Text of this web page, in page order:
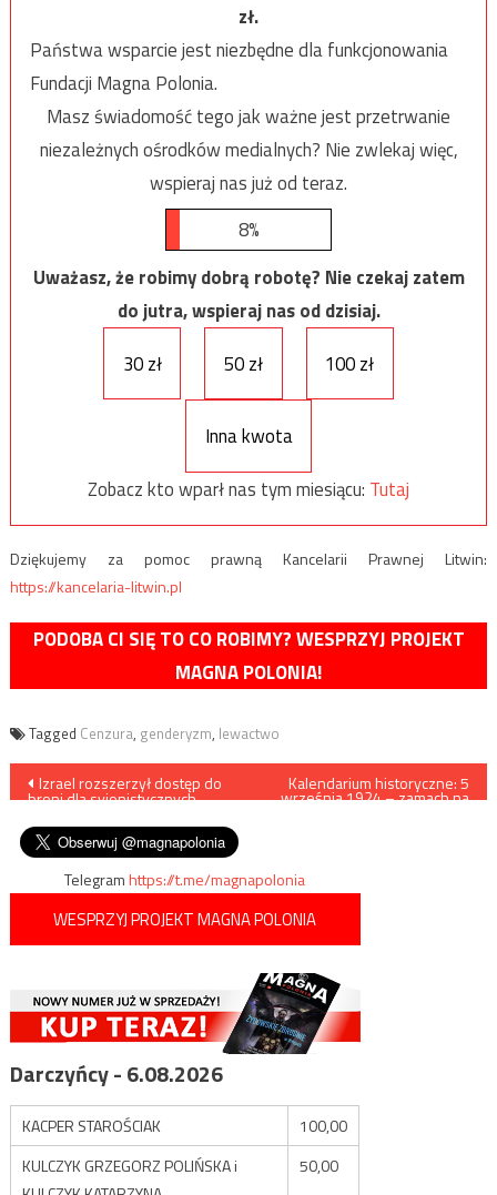
zł.
Państwa wsparcie jest niezbędne dla funkcjonowania
Fundacji Magna Polonia.
Masz świadomość tego jak ważne jest przetrwanie
niezależnych ośrodków medialnych? Nie zwlekaj więc,
wspieraj nas już od teraz.
8%
Uważasz, że robimy dobrą robotę? Nie czekaj zatem
do jutra, wspieraj nas od dzisiaj.
30 zł
50 zł 100 zł
Inna kwota
Zobacz kto wparł nas tym miesiącu: Tutaj
Dziękujemy za pomoc prawną Kancelarii Prawnej Litwin:
https://kancelaria-litwin.pl
PODOBA CI SIĘ TO CO ROBIMY? WESPRZYJ PROJEKT
MAGNA POLONIA!
Tagged Cenzura, genderyzm, lewactwo
Nawigacja
wpisu
Izrael rozszerzył dostęp do
broni dla syjonistycznych
Kalendarium historyczne: 5
września 1924 – zamach na
Telegramhttps://t.me/magnapolonia
WESPRZYJ PROJEKT MAGNA POLONIA
Darczyńcy - 6.08.2026
KACPER STAROŚCIAK
100,00
KULCZYK GRZEGORZ POLIŃSKA i
50,00